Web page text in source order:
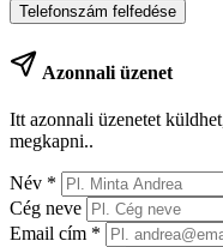
Telefonszám felfedése
Azonnali üzenet
Itt azonnali üzenetet
megkapni..
Név *
Cég neve
Email cím *